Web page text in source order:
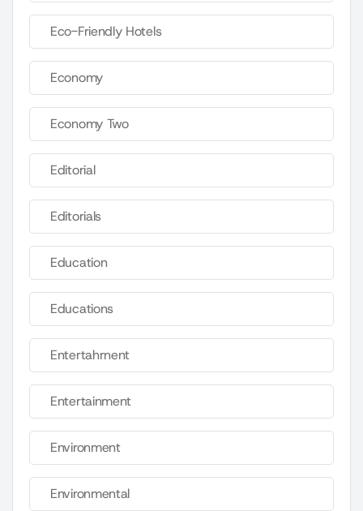
Eco-Friendly Hotels
Economy
Economy Two
Editorial
Editorials
Education
Educations
Entertahrnent
Entertainment
Environment
Environmental